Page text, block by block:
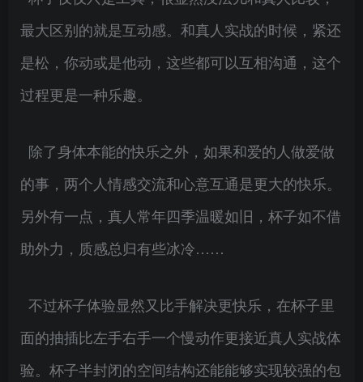
最大区别的就是互动感。和真人实战的时候，紧还
是松，你动或是他动，这些都可以互相沟通，这个
过程更是一种乐趣。
除了身体本能的快乐之外，如果和爱的人做爱做
的事，两个人情感交流和心意互通是更大的快乐。
另外有一点，真人常年四季温暖如旧，杯子如不借
助外力，质感总归有些冰冷……
不过杯子体验显然又比手解决更快乐，在杯子里
面的抽插比左手右手一个慢动作更接近真人实战体
验。杯子半封闭的空间结构还能能够实现较强的包